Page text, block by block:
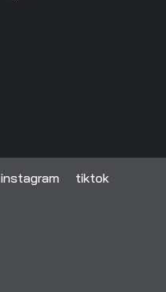
instagram tiktok